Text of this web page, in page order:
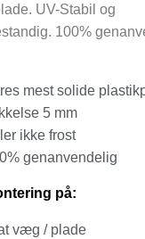
UV-Stabil og
100%
mest solide
5 mm
ikke frost
genanvendelig
på:
væg / plade